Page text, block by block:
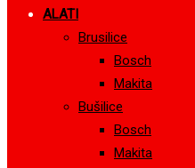
ALATI
Brusilice
Bosch
Makita
Bušilice
Bosch
Makita